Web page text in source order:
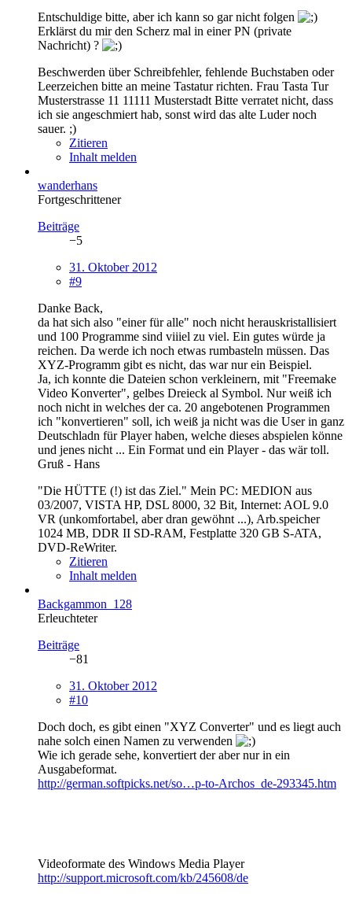
Entschuldige bitte, aber ich kann so gar nicht folgen
Erklärst du mir den Scherz mal in einer PN (private
Nachricht) ?
Beschwerden über Schreibfehler, fehlende Buchstaben oder
Leerzeichen bitte an meine Tastatur richten. Frau Tasta Tur
Musterstrasse 11 11111 Musterstadt Bitte verratet nicht, dass
ich sie angeschmiert hab, sonst wird das alte Luder noch
sauer. ;)
Zitieren
Inhalt melden
wanderhans
Fortgeschrittener
Beiträge
−5
31. Oktober 2012
#9
Danke Back,
da hat sich also "einer für alle" noch nicht herauskristallisiert
und 100 Programme sind viiiel zu viel. Ein gutes würde ja
reichen. Da werde ich noch etwas rumbasteln müssen. Das
XYZ-Programm gibt es nicht, das war nur ein Beispiel.
Ja, ich konnte die Dateien schon verkleinern, mit "Freemake
Video Konverter", gelbes Dreieck al Symbol. Nur weiß ich
noch nicht in welches der ca. 20 angebotenen Programmen
ich "konvertieren" soll, ich weiß ja nicht was die User in ganz
Deutschladn für Player haben, welche dieses abspielen könne
und jenes nicht ... Ein Format und ein Player - das wär toll.
Gruß - Hans
"Die HÜTTE (!) ist das Ziel." Mein PC: MEDION aus
03/2007, VISTA HP, DSL 8000, 32 Bit, Internet: AOL 9.0
VR (unkomfortabel, aber dran gewöhnt ...), Arb.speicher
1024 MB, DDR II SD-RAM, Festplatte 320 GB S-ATA,
DVD-ReWriter.
Zitieren
Inhalt melden
Backgammon_128
Erleuchteter
Beiträge
−81
31. Oktober 2012
#10
Doch doch, es gibt einen "XYZ Converter" und es liegt auch
nahe solch einen Namen zu verwenden
Wie ich gerade sehe, konvertiert der aber nur in ein
Ausgabeformat.
http://german.softpicks.net/so…p-to-Archos_de-293345.htm
Videoformate des Windows Media Player
http://support.microsoft.com/kb/245608/de